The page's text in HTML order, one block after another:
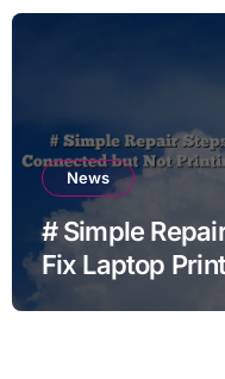
News
# Simple
Fix Laptop